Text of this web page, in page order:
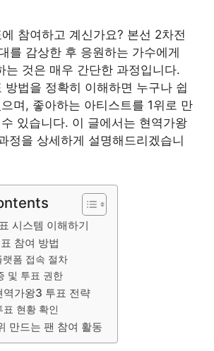
참여하고 계신가요? 본선 2차전
를 감상한 후 응원하는 가수에게
는 것은 매우 간단한 과정입니다.
방법을 정확히 이해하면 누구나 쉽
며, 좋아하는 아티스트를 1위로 만
있습니다. 이 글에서는 현역가왕
정을 상세하게 설명해드리겠습니
시스템 이해하기
참여 방법
랫폼 접속 절차
및 투표 권한
역가왕3 투표 전략
표 현황 확인
만드는 팬 참여 활동